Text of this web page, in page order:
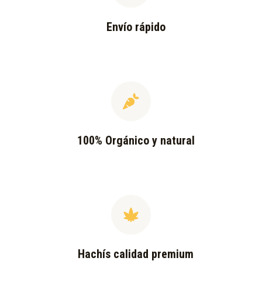
Envío rápido
100% Orgánico y natural
Hachís calidad premium